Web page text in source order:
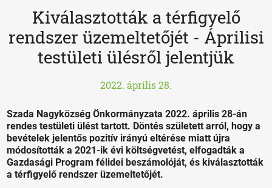
Kiválasztották a térfigyelő
rendszer üzemeltetőjét - Áprilisi
testületi ülésről jelentjük
2022. április 28.
Szada Nagyközség Önkormányzata 2022. április 28-án
rendes testületi ülést tartott. Döntés született arról, hogy a
bevételek jelentős pozitív irányú eltérése miatt újra
módosították a 2021-ik évi költségvetést, elfogadták a
Gazdasági Program félidei beszámolóját, és kiválasztották
a térfigyelő rendszer üzemeltetőjét.